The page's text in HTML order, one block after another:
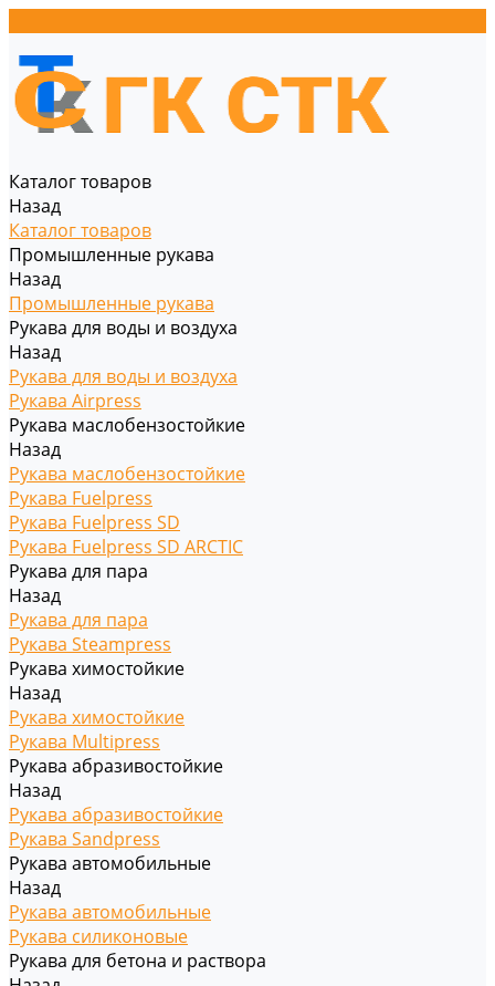
Каталог товаров
Назад
Каталог товаров
Промышленные рукава
Назад
Промышленные рукава
Рукава для воды и воздуха
Назад
Рукава для воды и воздуха
Рукава Airpress
Рукава маслобензостойкие
Назад
Рукава маслобензостойкие
Рукава Fuelpress
Рукава Fuelpress SD
Рукава Fuelpress SD ARCTIC
Рукава для пара
Назад
Рукава для пара
Рукава Steampress
Рукава химостойкие
Назад
Рукава химостойкие
Рукава Multipress
Рукава абразивостойкие
Назад
Рукава абразивостойкие
Рукава Sandpress
Рукава автомобильные
Назад
Рукава автомобильные
Рукава силиконовые
Рукава для бетона и раствора